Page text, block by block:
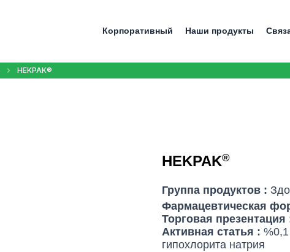
Корпоративный Наши продукты
HEKPAK®
HEKPAK®
Группа продуктов :
Фармацевтическая
Торговая презентация
Активная статья :
гипохлорита натрия